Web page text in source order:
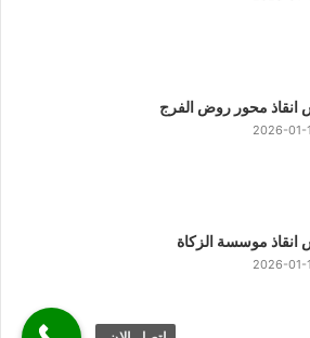
انقاذ محور روض الفرج
2026-01-
انقاذ موسسة الزكاة
2026-01-